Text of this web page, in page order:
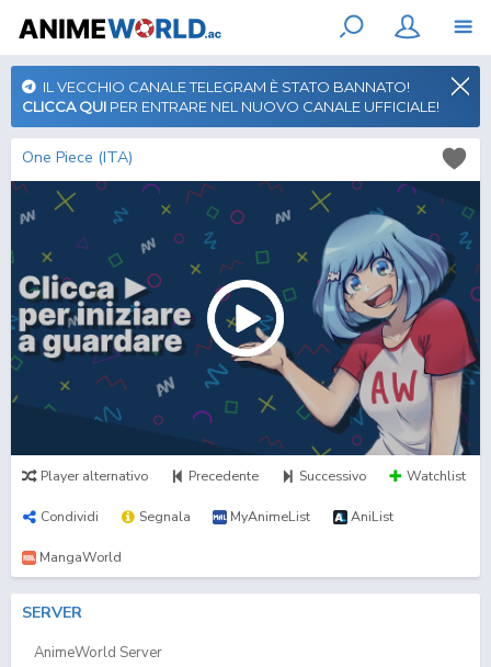
IL VECCHIO CANALE TELEGRAM È STATO BANNATO!
CLICCA QUI PER ENTRARE NEL NUOVO CANALE UFFICIALE!
One Piece (ITA)
Player alternativo Precedente Successivo Watchlist
Condividi Segnala MyAnimeList AniList
MangaWorld
SERVER
AnimeWorld Server